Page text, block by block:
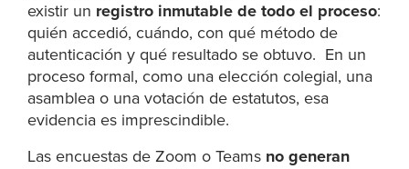
existir un registro inmutable de todo el proceso:
quién accedió, cuándo, con qué método de
autenticación y qué resultado se obtuvo. En un
proceso formal, como una elección colegial, una
asamblea o una votación de estatutos, esa
evidencia es imprescindible.
Las encuestas de Zoom o Teams no generan